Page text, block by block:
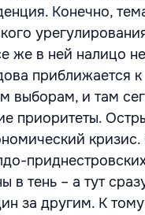
Конечно,
же в ней налицо
приближается к
выборам, и там
приоритеты.
в тень – а тут
за другим. К